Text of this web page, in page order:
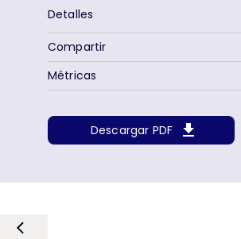
Detalles
Descargar PDF
Métricas
Compartir